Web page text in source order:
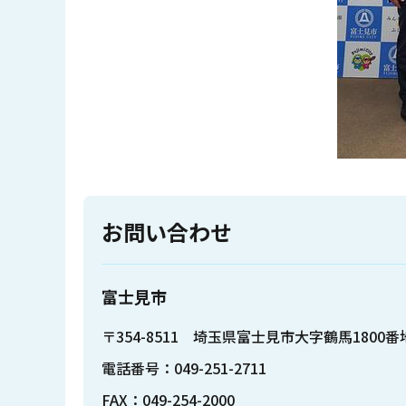
お問い合わせ
富士見市
〒354-8511 埼玉県富士見市大字鶴馬1800番
電話番号：049-251-2711
FAX：049-254-2000